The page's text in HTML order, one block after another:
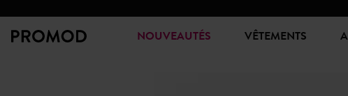
NOUVEAUTÉS VÊTEMENTS